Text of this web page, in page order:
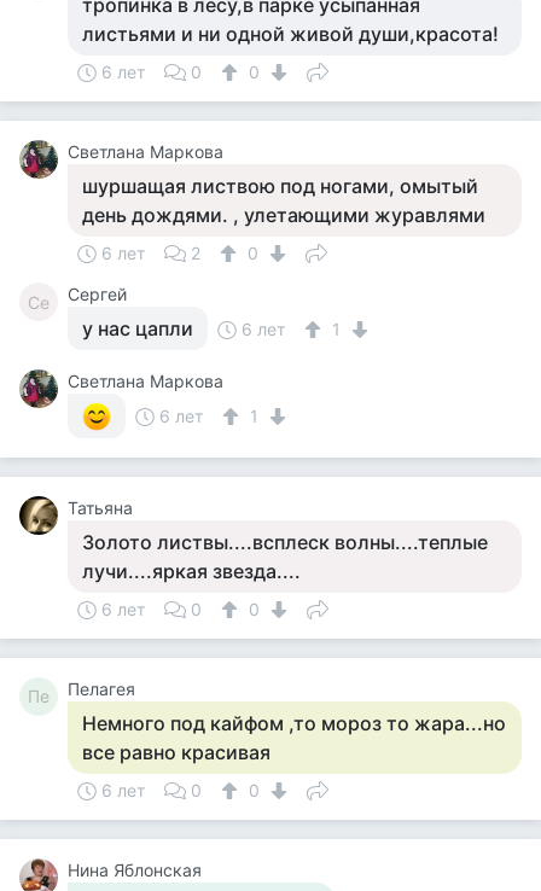
тропинка в лесу,в парке усыпанная
листьями и ни одной живой души,красота!
6 лет 0 0
Светлана Маркова
шуршащая листвою под ногами, омытый
день дождями. , улетающими журавлями
6 лет 2 0
Се Сергей
у нас цапли 6 лет 1
Светлана Маркова
6 лет
1
Татьяна
Золото листвы....всплеск волны....теплые
лучи....яркая звезда....
6 лет 0 0
Пе Пелагея
Немного под кайфом ,то мороз то жара...но
все равно красивая
6 лет 0 0
Нина Яблонская